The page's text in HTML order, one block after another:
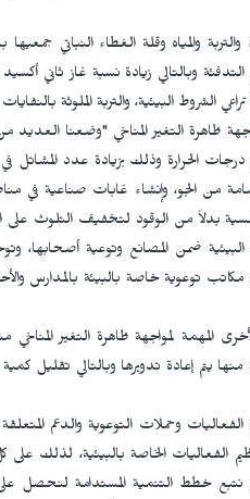
والمياه وقلة الغطاء النباتي
وبالتالي زيادة نسبة غاز ثاني أكسيد
الشروط البيئية، والتربة الملوثة بالنفايات
ظاهرة التغير المناخي "وضعنا العديد
الحرارة وذلك بزيادة عدد المشاتل
من الجو، وإنشاء غابات صناعية في
بدلاً من الوقود لتخفيف التلوث على
ضمن المصانع وتوعية أصحابها،
توعوية خاصة بالبيئة بالمدارس
المهمة لمواجهة ظاهرة التغير المناخي
يتم إعادة تدويرها وبالتالي تقليل
وحملات التوعوية والدعم
الفعاليات الخاصة بالبيئية، لذلك
نتبع خطط التنمية المستدامة لنحصل على